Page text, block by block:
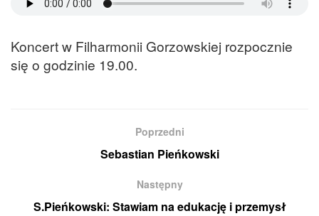
Koncert w Filharmonii Gorzowskiej rozpocznie
się o godzinie 19.00.
Poprzedni
Sebastian Pieńkowski
Następny
S.Pieńkowski: Stawiam na edukację i przemysł